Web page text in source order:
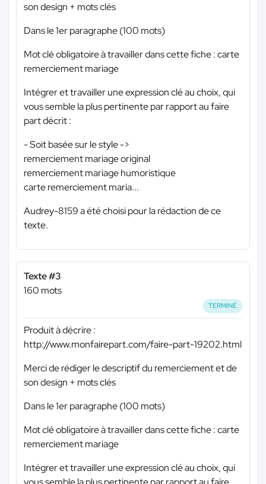
son design + mots clés
Dans le 1er paragraphe (100 mots)
Mot clé obligatoire à travailler dans cette fiche : carte
remerciement mariage
Intégrer et travailler une expression clé au choix, qui
vous semble la plus pertinente par rapport au faire
part décrit :
- Soit basée sur le style ->
remerciement mariage original
remerciement mariage humoristique
carte remerciement maria...
Audrey-8159 a été choisi pour la rédaction de ce
texte.
Texte #3
160 mots
TERMINÉ
Produit à décrire :
http://www.monfairepart.com/faire-part-19202.html
Merci de rédiger le descriptif du remerciement et de
son design + mots clés
Dans le 1er paragraphe (100 mots)
Mot clé obligatoire à travailler dans cette fiche : carte
remerciement mariage
Intégrer et travailler une expression clé au choix, qui